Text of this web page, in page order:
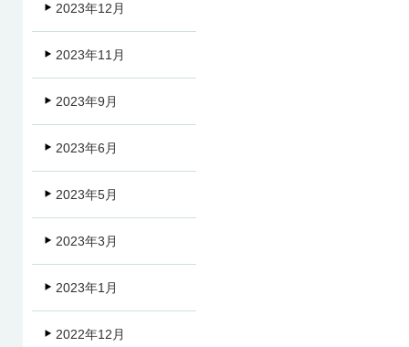
2023年12月
2023年11月
2023年9月
2023年6月
2023年5月
2023年3月
2023年1月
2022年12月